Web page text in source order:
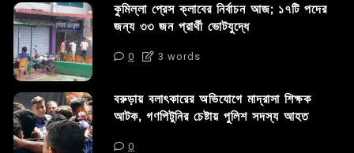
কুমিল্লা প্রেস ক্লাবের নির্বাচন আজ; ১৭টি পদের
জন্য ৩৩ জন প্রার্থী ভোটযুদ্ধে
0 3 words
বরুড়ায় বলাৎকারের অভিযোগে মাদ্রাসা শিক্ষক
আটক, গণপিটুনির চেষ্টায় পুলিশ সদস্য আহত
0